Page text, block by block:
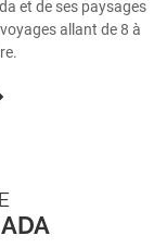
et de ses paysages
allant de 8 à